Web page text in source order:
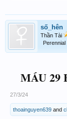
số_hên
Thần Tài
MÁU 29
27/3/24
thoainguyen639 and